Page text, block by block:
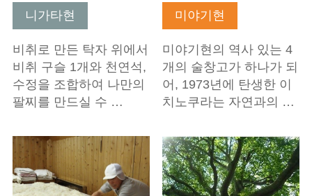
니가타현
비취로 만든 탁자 위에서
비취 구슬 1개와 천연석,
수정을 조합하여 나만의
팔찌를 만드실 수 …
미야기현
미야기현의 역사 있는 4
개의 술창고가 하나가 되
어, 1973년에 탄생한 이
치노쿠라는 자연과의 …
기본정보 보기 기본정보 보기